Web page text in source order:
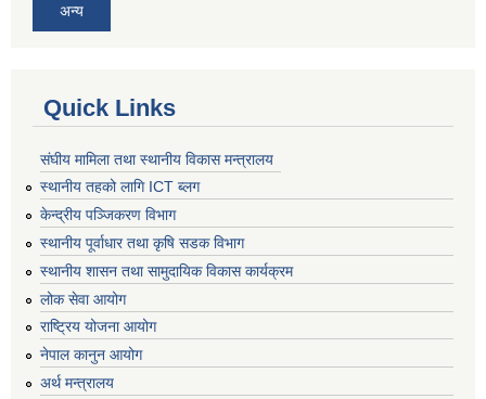
अन्य
Quick Links
संघीय मामिला तथा स्थानीय विकास मन्त्रालय
स्थानीय तहको लागि ICT ब्लग
केन्द्रीय पञ्जिकरण विभाग
स्थानीय पूर्वाधार तथा कृषि सडक विभाग
स्थानीय शासन तथा सामुदायिक विकास कार्यक्रम
लोक सेवा आयोग
राष्ट्रिय योजना आयोग
नेपाल कानुन आयोग
अर्थ मन्त्रालय